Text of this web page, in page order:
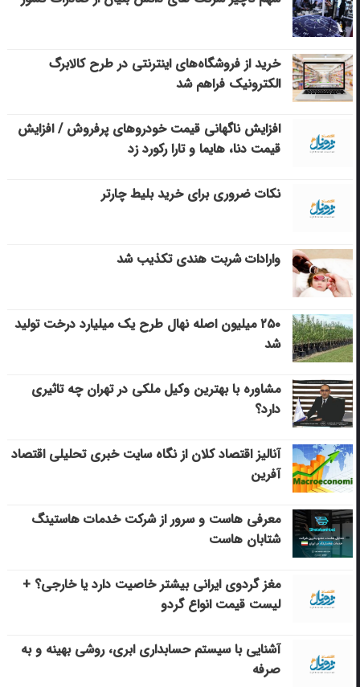
خرید از فروشگاه‌های اینترنتی در طرح کالابرگ
الکترونیک فراهم شد
افزایش ناگهانی قیمت خودروهای پرفروش / افزایش
قیمت دنا، هایما و تارا رکورد زد
نکات ضروری برای خرید بلیط چارتر
وارادات شربت هندی تکذیب شد
۲۵۰ میلیون اصله نهال طرح یک میلیارد درخت تولید
شد
مشاوره با بهترین وکیل ملکی در تهران چه تاثیری
دارد؟
آنالیز اقتصاد کلان از نگاه سایت خبری تحلیلی اقتصاد
آفرین
معرفی هاست و سرور از شرکت خدمات هاستینگ
شتابان هاست
مغز گردوی ایرانی بیشتر خاصیت دارد یا خارجی؟ +
لیست قیمت انواع گردو
آشنایی با سیستم حسابداری ابری، روشی بهینه و به
صرفه